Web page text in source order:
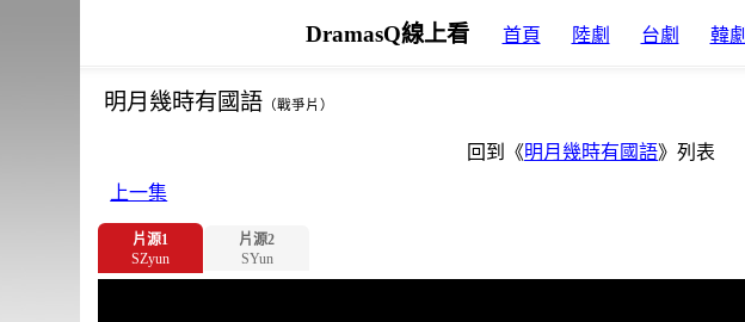
DramasQ線上看 首頁 陸劇 台劇 韓劇
明月幾時有國語 （戰爭片）
回到《明月幾時有國語》列表
上一集
片源1
SZyun
片源2
SYun